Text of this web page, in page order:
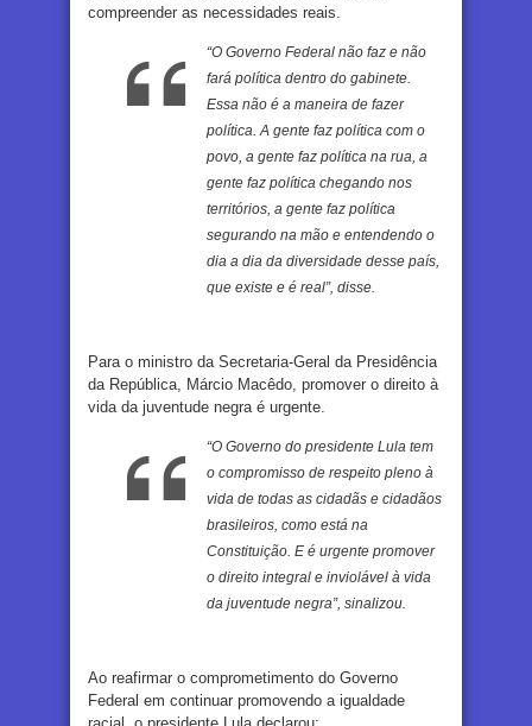
compreender as necessidades reais.
“O Governo Federal não faz e não
fará política dentro do gabinete.
Essa não é a maneira de fazer
política. A gente faz política com o
povo, a gente faz política na rua, a
gente faz política chegando nos
territórios, a gente faz política
segurando na mão e entendendo o
dia a dia da diversidade desse país,
que existe e é real”, disse.
Para o ministro da Secretaria-Geral da Presidência
da República, Márcio Macêdo, promover o direito à
vida da juventude negra é urgente.
“O Governo do presidente Lula tem
o compromisso de respeito pleno à
vida de todas as cidadãs e cidadãos
brasileiros, como está na
Constituição. E é urgente promover
o direito integral e inviolável à vida
da juventude negra”, sinalizou.
Ao reafirmar o comprometimento do Governo
Federal em continuar promovendo a igualdade